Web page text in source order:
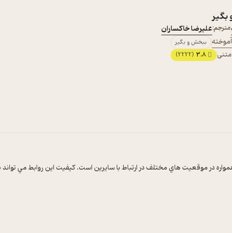
مترجم:علیرضا خاکساران
ببخش و بگیر
3.8
(2222)
در موقعيت هاي مختلف در ارتباط با سايرين است. کيفيت اين روابط مي تواند